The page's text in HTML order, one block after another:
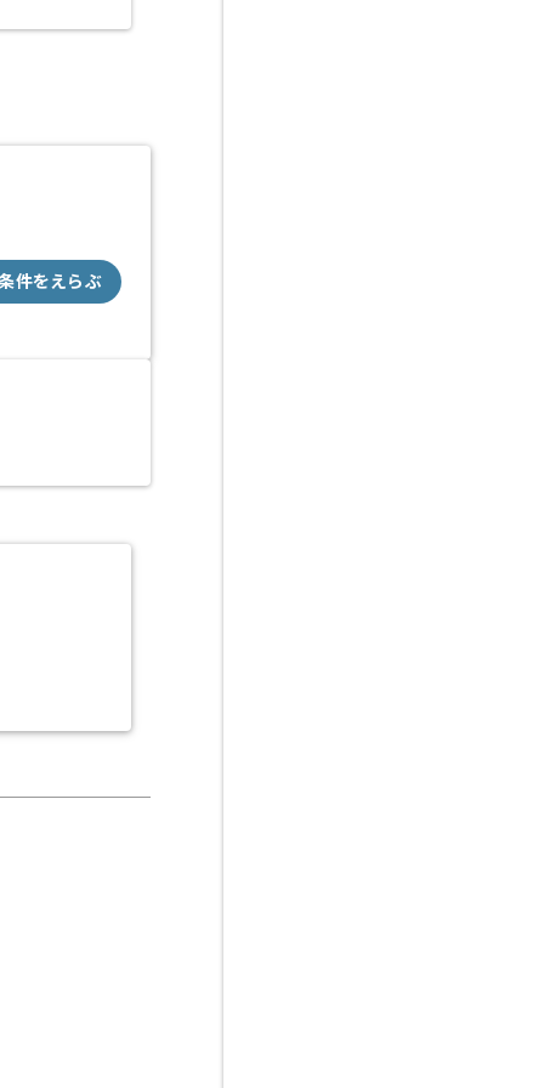
件をえらぶ